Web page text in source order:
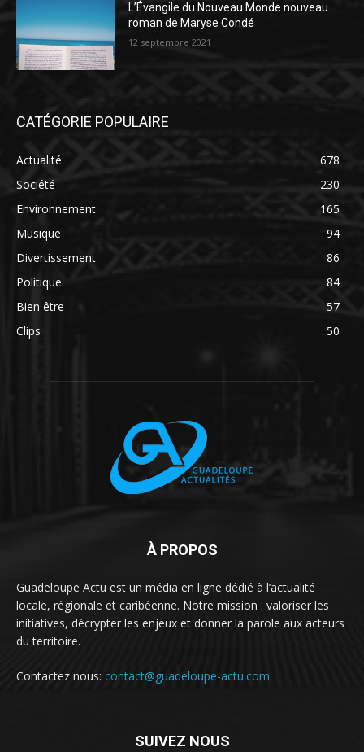
L’Évangile du Nouveau Monde nouveau
roman de Maryse Condé
12 septembre 2021
CATÉGORIE POPULAIRE
Actualité
678
Société
230
Environnement
165
Musique
94
Divertissement
86
Politique
84
Bien être
57
Clips
50
À PROPOS
Guadeloupe Actu est un média en ligne dédié à l’actualité
locale, régionale et caribéenne. Notre mission : valoriser les
initiatives, décrypter les enjeux et donner la parole aux acteurs
du territoire.
Contactez nous: contact@guadeloupe-actu.com
SUIVEZ NOUS